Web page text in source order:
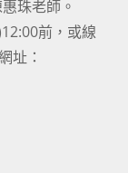
珠老師。
前，或線
址：